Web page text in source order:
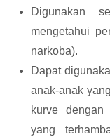
Digunakan
mengetahui
narkoba).
Dapat
anak-anak
kurve dengan
yang